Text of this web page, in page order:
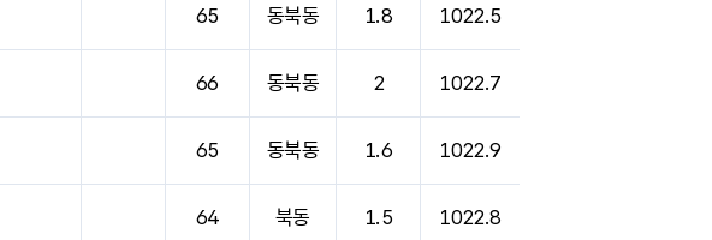
65 동북동 1.8 1022.5
66 동북동 2 1022.7
65 동북동 1.6 1022.9
64 북동 1.5 1022.8